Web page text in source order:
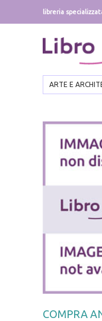
libreria
ARTE E
COMPRA